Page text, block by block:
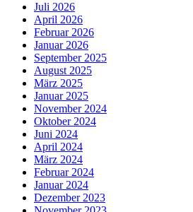
Juli 2026
April 2026
Februar 2026
Januar 2026
September 2025
August 2025
März 2025
Januar 2025
November 2024
Oktober 2024
Juni 2024
April 2024
März 2024
Februar 2024
Januar 2024
Dezember 2023